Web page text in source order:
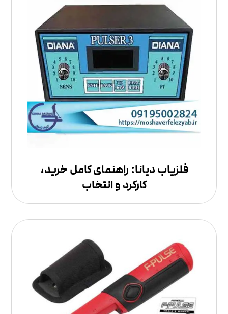
فلزیاب دیانا: راهنمای کامل خرید،
کارکرد و انتخاب